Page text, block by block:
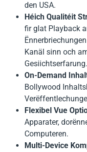
den USA.
Héich Qualitéit
fir glat Playback
Kanäl sinn och
Gesiichtserfarung.
On-Demand
Bollywood
Flexibel Vue
Apparater,
Computeren.
Multi-Device